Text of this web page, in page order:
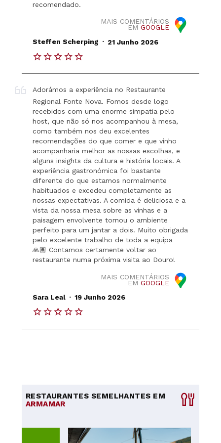
recomendado.
MAIS COMENTÁRIOS
EM GOOGLE
Steffen Scherping . 21 Junho 2026
Adorámos a experiência no Restaurante
Regional Fonte Nova. Fomos desde logo
recebidos com uma enorme simpatia pelo
host, que não só nos acompanhou à mesa,
como também nos deu excelentes
recomendações do que comer e que vinho
acompanharia melhor as nossas escolhas, e
alguns insights da cultura e história locais. A
experiência gastronómica foi bastante
diferente do que estamos normalmente
habituados e excedeu completamente as
nossas expectativas. A comida é deliciosa e a
vista da nossa mesa sobre as vinhas e a
paisagem envolvente tornou o ambiente
perfeito para um jantar a dois. Muito obrigada
pelo excelente trabalho de toda a equipa
🙏🏽 Contamos certamente voltar ao
restaurante numa próxima visita ao Douro!
MAIS COMENTÁRIOS
EM GOOGLE
Sara Leal . 19 Junho 2026
RESTAURANTES SEMELHANTES EM
ARMAMAR